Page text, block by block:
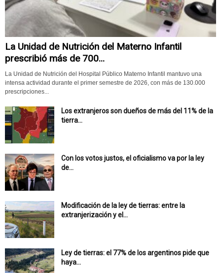
La Unidad de Nutrición del Materno Infantil
prescribió más de 700...
La Unidad de Nutrición del Hospital Público Materno Infantil mantuvo una
intensa actividad durante el primer semestre de 2026, con más de 130.000
prescripciones...
Los extranjeros son dueños de más del 11% de la
tierra...
Con los votos justos, el oficialismo va por la ley
de...
Modificación de la ley de tierras: entre la
extranjerización y el...
Ley de tierras: el 77% de los argentinos pide que
haya...